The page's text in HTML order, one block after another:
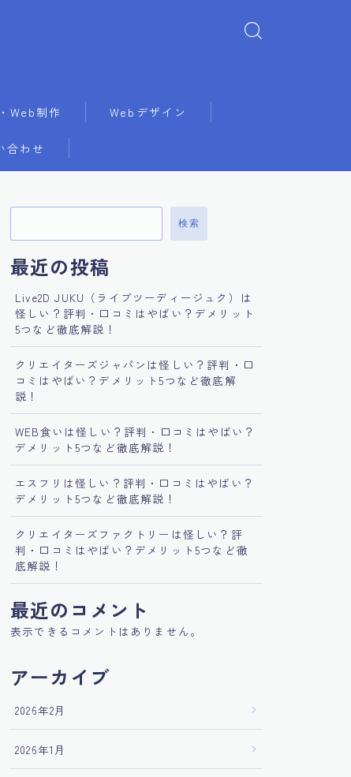
Web制作 Webデザイン
合わせ
検索
最近の投稿
Live2D JUKU（ライブツーディージュク）は
怪しい？評判・口コミはやばい？デメリット
5つなど徹底解説！
クリエイターズジャパンは怪しい？評判・口
コミはやばい？デメリット5つなど徹底解
説！
WEB食いは怪しい？評判・口コミはやばい？
デメリット5つなど徹底解説！
エスフリは怪しい？評判・口コミはやばい？
デメリット5つなど徹底解説！
クリエイターズファクトリーは怪しい？評
判・口コミはやばい？デメリット5つなど徹
底解説！
最近のコメント
表示できるコメントはありません。
アーカイブ
2026年2月
2026年1月